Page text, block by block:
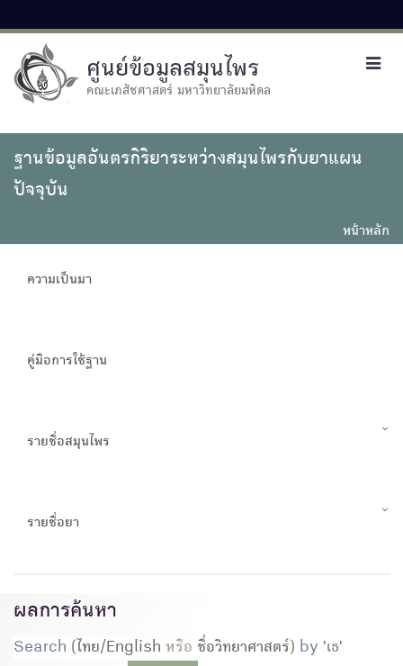
ศูนย์ข้อมูลสมุนไพร
คณะเภสัชศาสตร์ มหาวิทยาลัยมหิดล
ฐานข้อมูลอันตรกิริยาระหว่างสมุนไพรกับยาแผน
ปัจจุบัน
หน้าหลัก
ความเป็นมา
คู่มือการใช้ฐาน
รายชื่อสมุนไพร
รายชื่อยา
ผลการค้นหา
Search (ไทย/English หรือ ชื่อวิทยาศาสตร์) by 'เธ'